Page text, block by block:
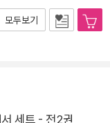
모두보기
세트 - 전2권